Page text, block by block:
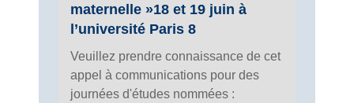
maternelle »18 et 19 juin à
l’université Paris 8
Veuillez prendre connaissance de cet
appel à communications pour des
journées d'études nommées :